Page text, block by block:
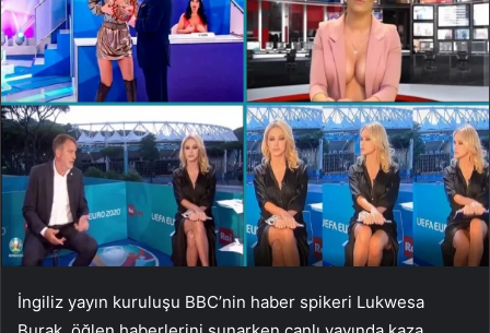
İngiliz yayın kuruluşu BBC’nin haber spikeri Lukwesa